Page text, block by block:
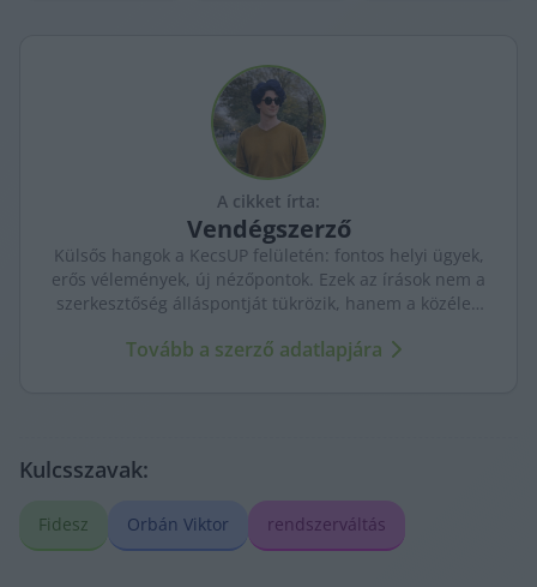
A cikket írta:
Vendégszerző
Külsős hangok a KecsUP felületén: fontos helyi ügyek,
erős vélemények, új nézőpontok. Ezek az írások nem a
szerkesztőség álláspontját tükrözik, hanem a közéleti
Tovább a szerző adatlapjára
Kulcsszavak:
Fidesz Orbán Viktor rendszerváltás